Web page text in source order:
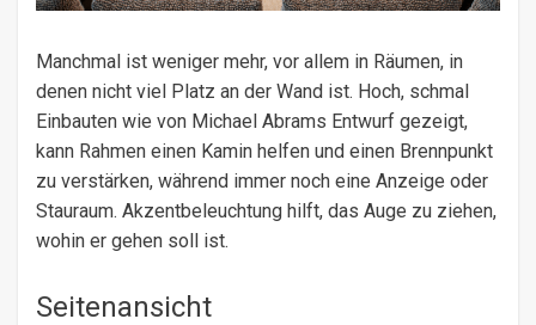
Manchmal ist weniger mehr, vor allem in Räumen, in
denen nicht viel Platz an der Wand ist. Hoch, schmal
Einbauten wie von Michael Abrams Entwurf gezeigt,
kann Rahmen einen Kamin helfen und einen Brennpunkt
zu verstärken, während immer noch eine Anzeige oder
Stauraum. Akzentbeleuchtung hilft, das Auge zu ziehen,
wohin er gehen soll ist.
Seitenansicht